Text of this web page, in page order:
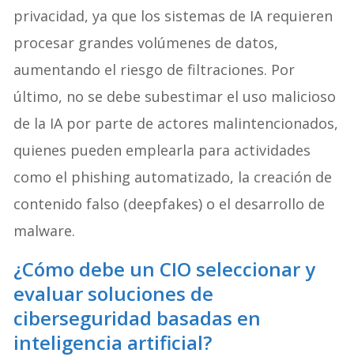
privacidad, ya que los sistemas de IA requieren
procesar grandes volúmenes de datos,
aumentando el riesgo de filtraciones. Por
último, no se debe subestimar el uso malicioso
de la IA por parte de actores malintencionados,
quienes pueden emplearla para actividades
como el phishing automatizado, la creación de
contenido falso (deepfakes) o el desarrollo de
malware.
¿Cómo debe un CIO seleccionar y
evaluar soluciones de
ciberseguridad basadas en
inteligencia artificial?